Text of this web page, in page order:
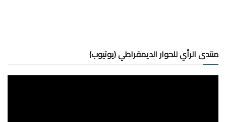
منتدى الرأي للحوار الديمقراطي (يوتيوب)